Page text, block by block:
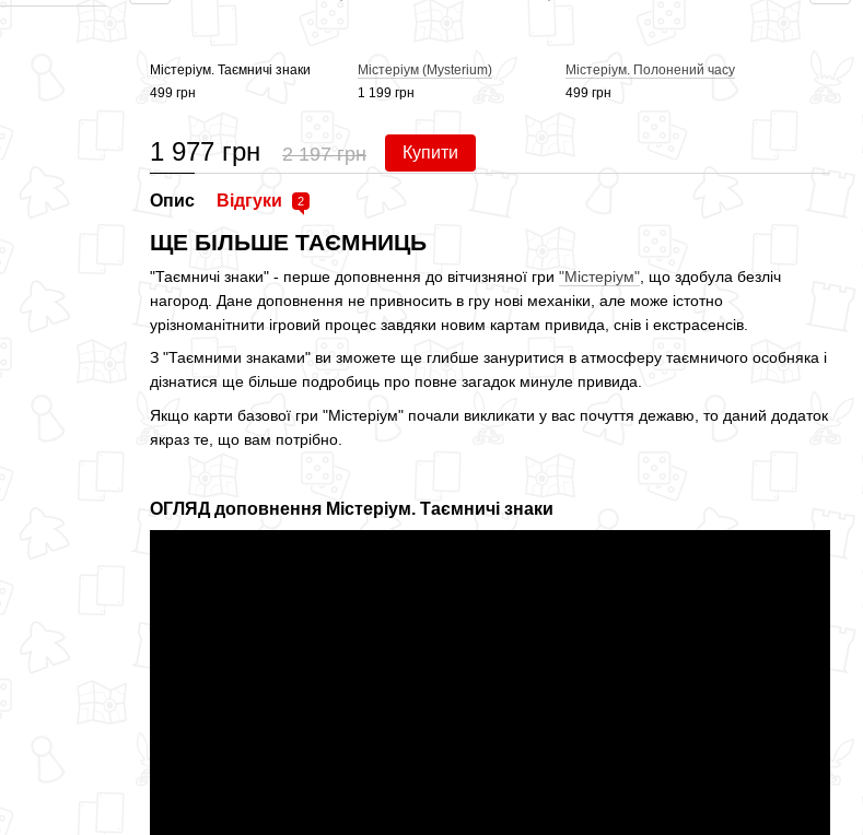
Містеріум. Таємничі знаки
499 грн
Містеріум (Mysterium)
1 199 грн
Містеріум. Полонений часу
499 грн
1 977 грн 2 197 грн Купити
Опис Відгуки 2
ЩЕ БІЛЬШЕ ТАЄМНИЦЬ
"Таємничі знаки" - перше доповнення до вітчизняної гри "Містеріум" , що здобула безліч
нагород. Дане доповнення не привносить в гру нові механіки, але може істотно
урізноманітнити ігровий процес завдяки новим картам привида, снів і екстрасенсів.
З "Таємними знаками" ви зможете ще глибше зануритися в атмосферу таємничого особняка і
дізнатися ще більше подробиць про повне загадок минуле привида.
Якщо карти базової гри "Містеріум" почали викликати у вас почуття дежавю, то даний додаток
якраз те, що вам потрібно.
ОГЛЯД доповнення Містеріум. Таємничі знаки